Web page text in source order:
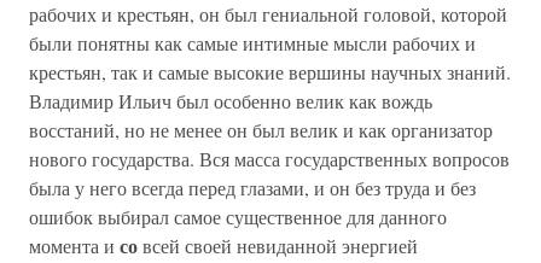
рабочих и крестьян, он был гениальной головой, которой
были понятны как самые интимные мысли рабочих и
крестьян, так и самые высокие вершины научных знаний.
Владимир Ильич был особенно велик как вождь
восстаний, но не менее он был велик и как организатор
нового государства. Вся масса государственных вопросов
была у него всегда перед глазами, и он без труда и без
ошибок выбирал самое существенное для данного
момента и совсей своей невиданной энергией